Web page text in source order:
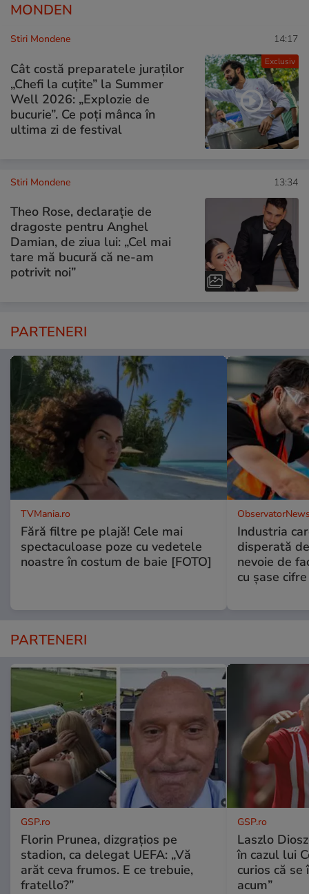
MONDEN
Exclusiv
Stiri Mondene 14:17
Cât costă preparatele juraților
„Chefi la cuțite” la Summer
Well 2026: „Explozie de
bucurie”. Ce poți mânca în
ultima zi de festival
Stiri Mondene 13:34
Theo Rose, declarație de
dragoste pentru Anghel
Damian, de ziua lui: „Cel mai
tare mă bucură că ne-am
potrivit noi”
PARTENERI
TVMania.ro
Fără filtre pe plajă! Cele mai
spectaculoase poze cu vedetele
noastre în costum de baie [FOTO]
Industria
disperată
nevoie de
cu şase cifre
PARTENERI
GSP.ro
Florin Prunea, dizgrațios pe
stadion, ca delegat UEFA: „Vă
arăt ceva frumos. E ce trebuie,
fratello?”
GSP.ro
Laszlo
în cazul lui
curios că
acum”